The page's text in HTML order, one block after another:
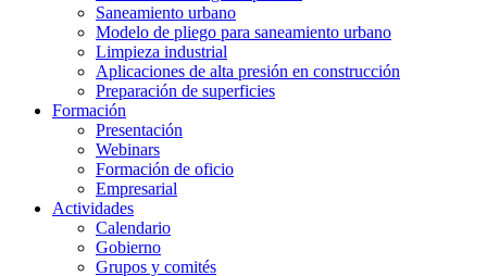
Saneamiento urbano
Modelo de pliego para saneamiento urbano
Limpieza industrial
Aplicaciones de alta presión en construcción
Preparación de superficies
Formación
Presentación
Webinars
Formación de oficio
Empresarial
Actividades
Calendario
Gobierno
Grupos y comités